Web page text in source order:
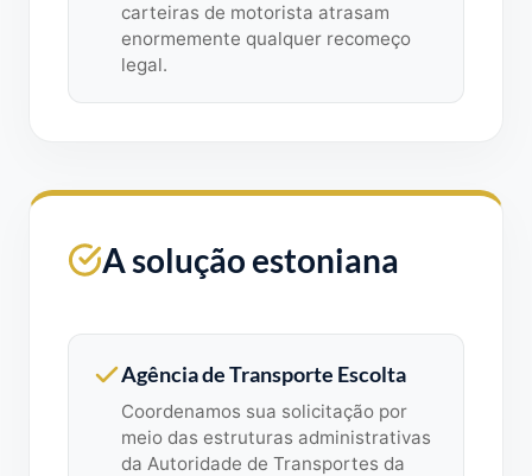
carteiras de motorista atrasam
enormemente qualquer recomeço
legal.
A solução estoniana
Agência de Transporte Escolta
Coordenamos sua solicitação por
meio das estruturas administrativas
da Autoridade de Transportes da